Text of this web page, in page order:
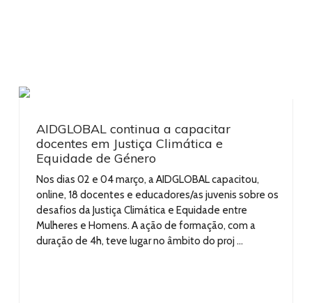
AIDGLOBAL continua a capacitar
docentes em Justiça Climática e
Equidade de Género
Nos dias 02 e 04 março, a AIDGLOBAL capacitou,
online, 18 docentes e educadores/as juvenis sobre os
desafios da Justiça Climática e Equidade entre
Mulheres e Homens. A ação de formação, com a
duração de 4h, teve lugar no âmbito do proj ...